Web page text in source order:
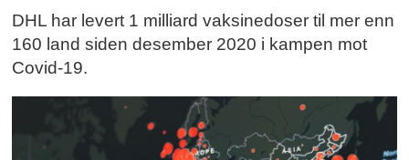
DHL har levert 1 milliard vaksinedoser til mer enn
160 land siden desember 2020 i kampen mot
Covid-19.